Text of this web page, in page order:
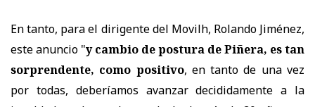
En tanto, para el dirigente del Movilh, Rolando Jiménez,
este anuncio "y cambio de postura de Piñera, es tan
sorprendente, como positivo, en tanto de una vez
por todas, deberíamos avanzar decididamente a la